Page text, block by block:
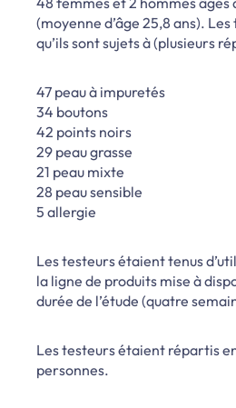
(moyenne d’âge 25,8 ans).
qu’ils sont sujets à (plusieurs
47 peau à impuretés
34 boutons
42 points noirs
29 peau grasse
21 peau mixte
28 peau sensible
5 allergie
Les testeurs étaient tenus
la ligne de produits mise à
durée de l’étude (quatre
Les testeurs étaient répartis
personnes.